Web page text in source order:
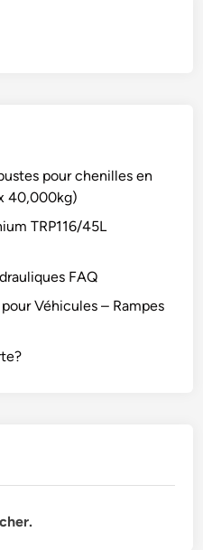
pour chenilles en
40,000kg)
TRP116/45L
FAQ
Véhicules – Rampes